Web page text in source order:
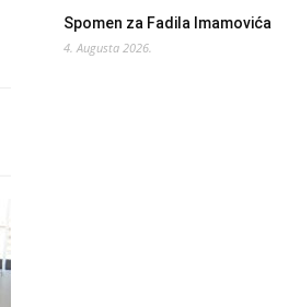
Spomen za Fadila Imamovića
4. Augusta 2026.